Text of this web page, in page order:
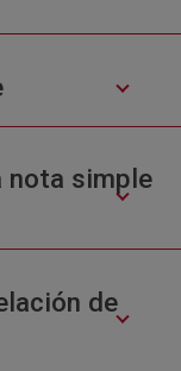
nota simple
de